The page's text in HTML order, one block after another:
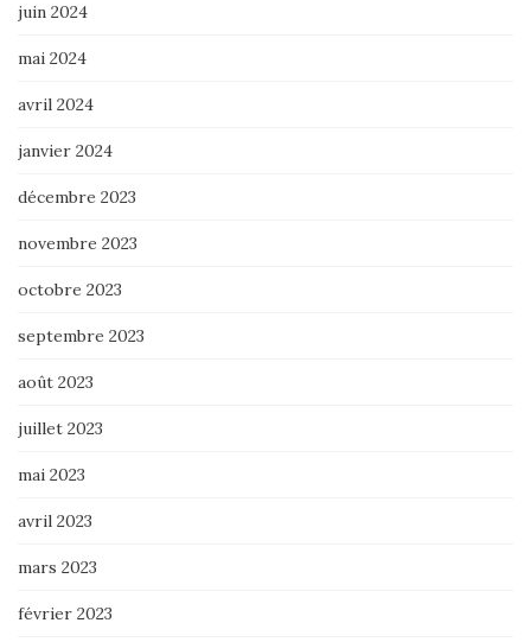
juin 2024
mai 2024
avril 2024
janvier 2024
décembre 2023
novembre 2023
octobre 2023
septembre 2023
août 2023
juillet 2023
mai 2023
avril 2023
mars 2023
février 2023